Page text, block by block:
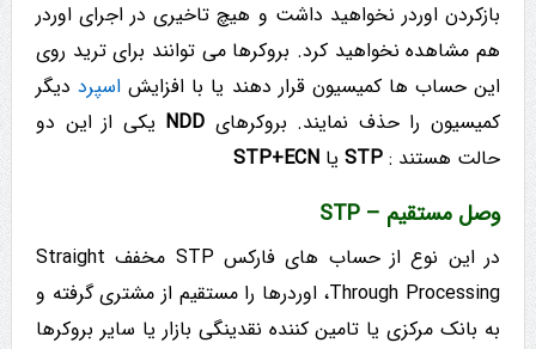
بازکردن اوردر نخواهید داشت و هیچ تاخیری در اجرای اوردر
هم مشاهده نخواهید کرد. بروکرها می توانند برای ترید روی
این حساب ها کمیسیون قرار دهند یا با افزایش اسپرددیگر
کمیسیون را حذف نمایند. بروکرهای NDD یکی از این دو
حالت هستند : STPیا STP+ECN
وصل مستقیم – STP
در این نوع از حساب های فارکس STP مخفف Straight
Through Processing، اوردرها را مستقیم از مشتری گرفته و
به بانک مرکزی یا تامین کننده نقدینگی بازار یا سایر بروکرها